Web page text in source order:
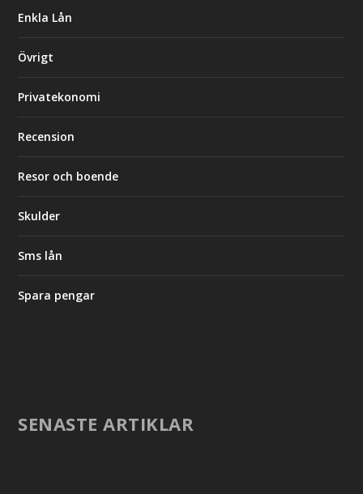
Enkla Lån
Övrigt
Privatekonomi
Recension
Resor och boende
Skulder
Sms lån
Spara pengar
SENASTE ARTIKLAR